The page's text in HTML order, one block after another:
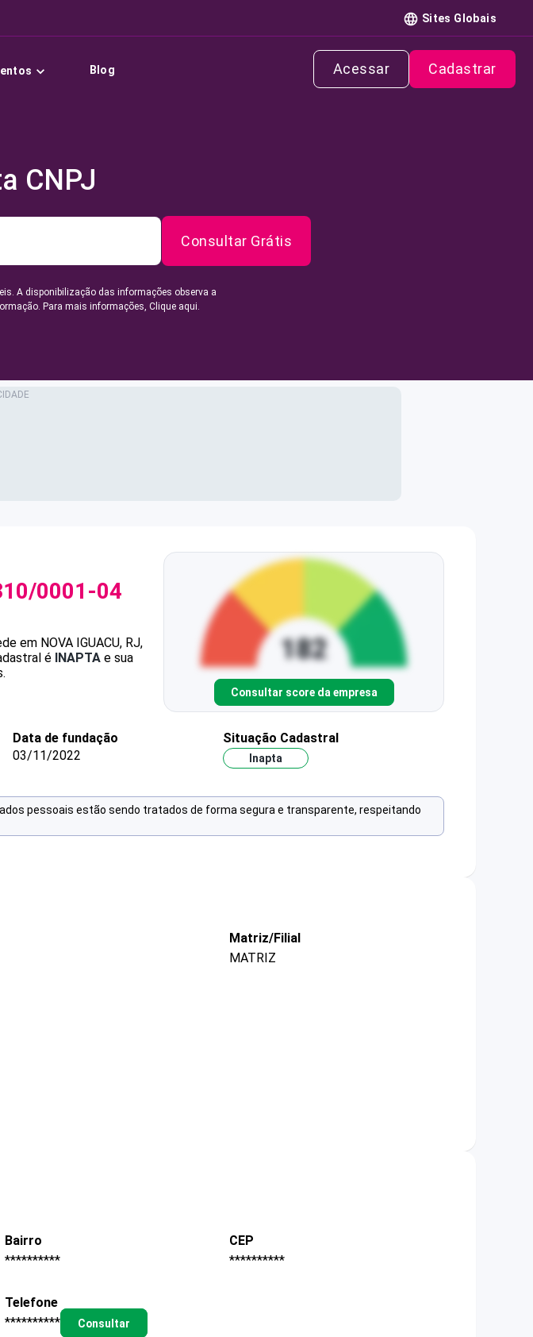
Sites Globais
Blog Acessar Cadastrar
CNPJ
Consultar Grátis
A disponibilização das informações observa a
Para mais informações, Clique aqui.
0001-04
em NOVA IGUACU, RJ,
é INAPTA e sua
Consultar score da empresa
Data de fundação
03/11/2022
Situação Cadastral
Inapta
pessoais estão sendo tratados de forma segura e transparente, respeitando
Matriz/Filial
MATRIZ
Bairro
**********
CEP
**********
Telefone
**********
Consultar